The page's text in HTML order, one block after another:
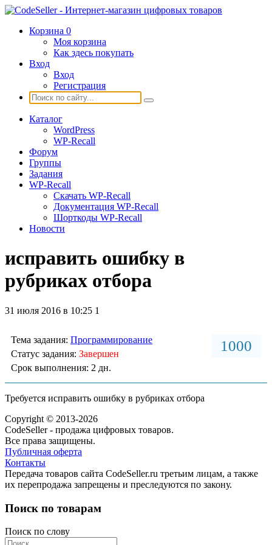
Корзина 0
Моя корзина
Как здесь покупать
Вход
Вход
Регистрация
Каталог
WordPress
WP-Recall
Форум
Группы
Задания
WP-Recall
Скачать WP-Recall
Документация WP-Recall
Шорткоды WP-Recall
Новости
исправить ошибку в
рубриках отбора
31 июля 2016 в 10:25 1
1000
Тема задания: Программирование
Статус задания: Завершен
Срок выполнения: 2 дн.
Требуется исправить ошибку в рубриках отбора
Copyright © 2013-2026
CodeSeller - продажа цифровых товаров.
Все права защищены.
Публичная оферта
Контакты
Передача товаров сайта CodeSeller.ru третьим лицам, а также
их перепродажа запрещены и преследуются по закону.
Поиск по товарам
Поиск по слову